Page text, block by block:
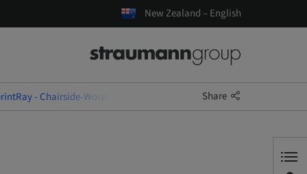
New Zealand – English
- Chairside-Workflow: Zahnrestauration von Scan bis Druck
Share